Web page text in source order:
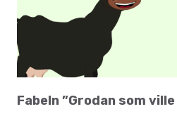
Fabeln ”Grodan som